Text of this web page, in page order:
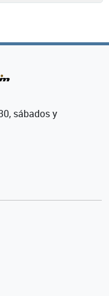
sábados y